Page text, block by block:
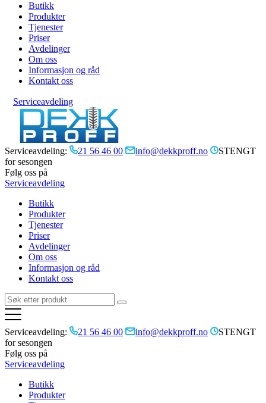
Butikk
Produkter
Tjenester
Priser
Avdelinger
Om oss
Informasjon og råd
Kontakt oss
Serviceavdeling
Serviceavdeling: 21 56 46 00 info@dekkproff.no
STENGT
for sesongen
Følg oss på
Serviceavdeling
Butikk
Produkter
Tjenester
Priser
Avdelinger
Om oss
Informasjon og råd
Kontakt oss
Serviceavdeling: 21 56 46 00 info@dekkproff.no
STENGT
for sesongen
Følg oss på
Serviceavdeling
Butikk
Produkter